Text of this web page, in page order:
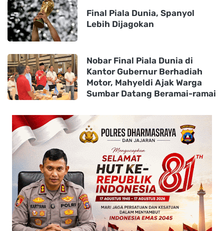
Final Piala Dunia, Spanyol
Lebih Dijagokan
Nobar Final Piala Dunia di
Kantor Gubernur Berhadiah
Motor, Mahyeldi Ajak Warga
Sumbar Datang Beramai-ramai